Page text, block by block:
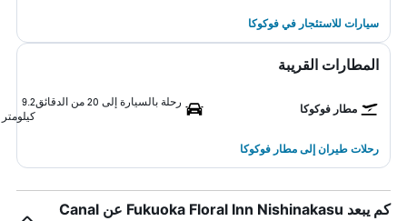
سيارات للاستئجار في فوكوكا
المطارات القريبة
مطار فوكوكا
رحلة بالسيارة إلى 20 من الدقائق
9.2
كيلومتر
رحلات طيران إلى مطار فوكوكا
كم يبعد Fukuoka Floral Inn Nishinakasu عن Canal